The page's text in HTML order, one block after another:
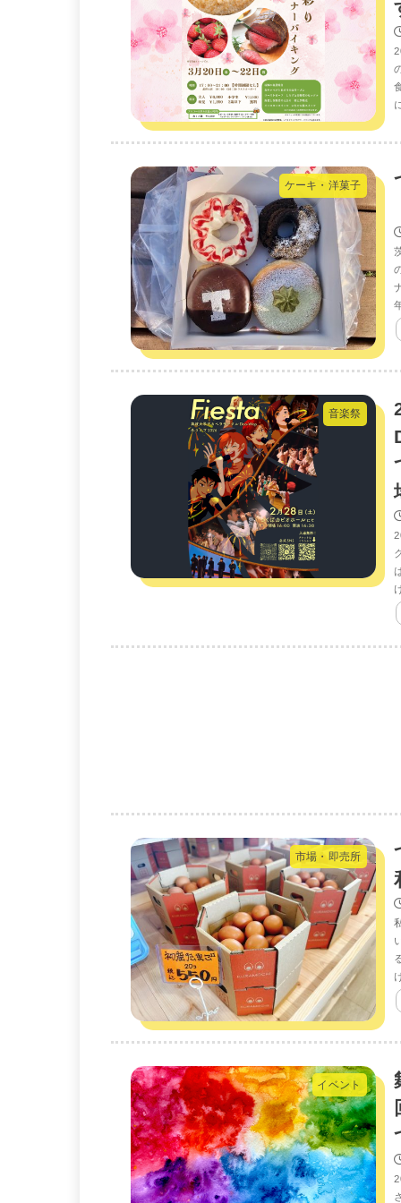
ケーキ・洋菓子
音楽祭
市場・即売所
イベント